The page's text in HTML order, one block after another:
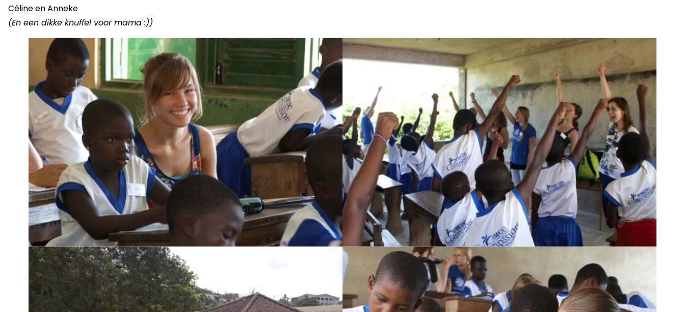
Céline en Anneke
(En een dikke knuffel voor mama :))